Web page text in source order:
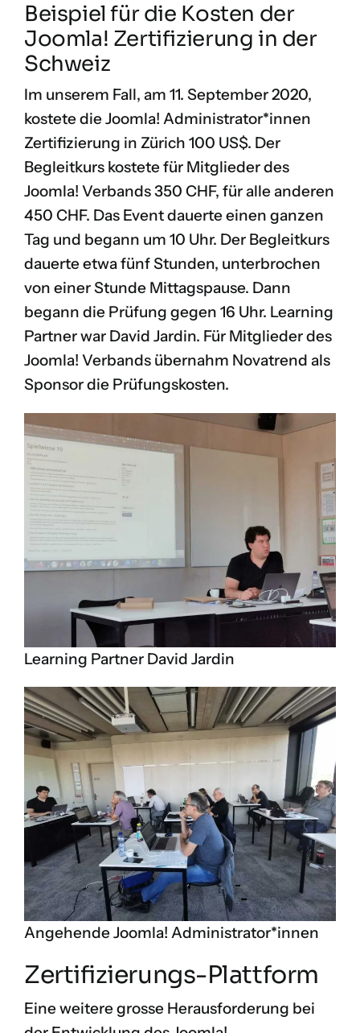
Beispiel für die Kosten der
Joomla! Zertifizierung in der
Schweiz
Im unserem Fall, am 11. September 2020,
kostete die Joomla! Administrator*innen
Zertifizierung in Zürich 100 US$. Der
Begleitkurs kostete für Mitglieder des
Joomla! Verbands 350 CHF, für alle anderen
450 CHF. Das Event dauerte einen ganzen
Tag und begann um 10 Uhr. Der Begleitkurs
dauerte etwa fünf Stunden, unterbrochen
von einer Stunde Mittagspause. Dann
begann die Prüfung gegen 16 Uhr. Learning
Partner war David Jardin. Für Mitglieder des
Joomla! Verbands übernahm Novatrend als
Sponsor die Prüfungskosten.
Learning Partner David Jardin
Angehende Joomla! Administrator*innen
Zertifizierungs-Plattform
Eine weitere grosse Herausforderung bei